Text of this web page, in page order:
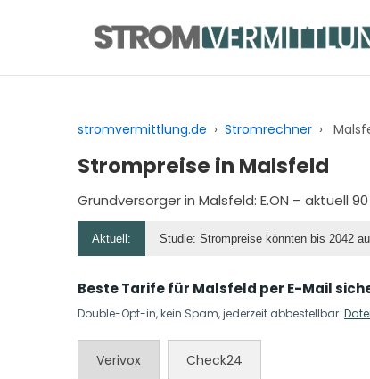
stromvermittlung.de › Stromrechner ›
Strompreise in Malsfeld
Grundversorger in Malsfeld: E.ON – aktuell
Aktuell: Studie: Strompreise könnten bis 2042
Beste Tarife für Malsfeld per E-Mail
Double-Opt-in, kein Spam, jederzeit abbestellbar.
Verivox Check24